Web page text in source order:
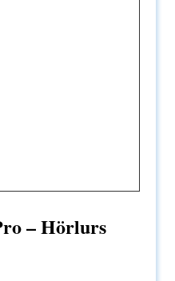
– Hörlurs